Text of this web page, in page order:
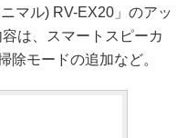
マル) RV-EX20」のアッ
は、スマートスピーカ
除モードの追加など。